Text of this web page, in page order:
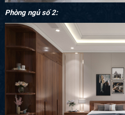
Phòng ngủ số 2: